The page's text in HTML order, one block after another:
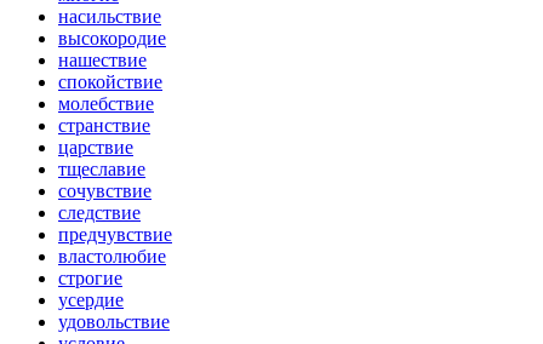
насильствие
высокородие
нашествие
спокойствие
молебствие
странствие
царствие
тщеславие
сочувствие
следствие
предчувствие
властолюбие
строгие
усердие
удовольствие